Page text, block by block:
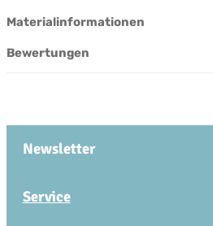
Materialinformationen
Bewertungen
Newsletter
Service